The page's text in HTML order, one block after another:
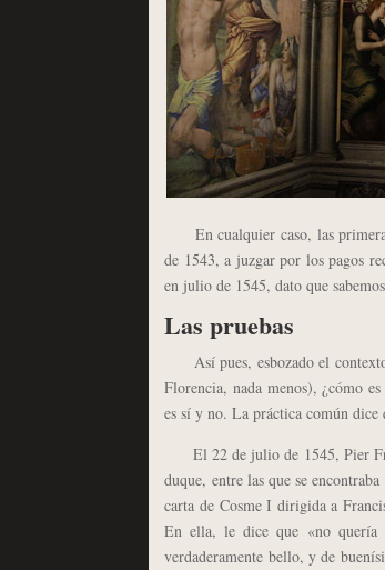
En cualquier caso, las
de 1543, a juzgar por los pagos
en julio de 1545, dato que
Las pruebas
Así pues, esbozado el contexto
Florencia, nada menos), ¿cómo
es sí y no. La práctica común dice
El 22 de julio de 1545, Pier
duque, entre las que se
carta de Cosme I dirigida a
En ella, le dice que «no quería
verdaderamente bello, y de